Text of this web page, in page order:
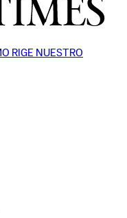
RIGE NUESTRO